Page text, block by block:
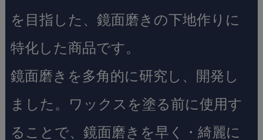
を目指した、鏡面磨きの下地作りに
特化した商品です。
鏡面磨きを多角的に研究し、開発し
ました。ワックスを塗る前に使用す
ることで、鏡面磨きを早く・綺麗に